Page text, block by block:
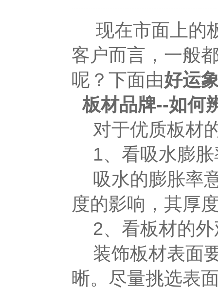
现在市面上的
客户而言，一般
呢？下面由好运
板材品牌--如何
对于优质板材
1、看吸水膨胀
吸水的膨胀率
度的影响，其厚
2、看板材的外
装饰板材表面
晰。尽量挑选表